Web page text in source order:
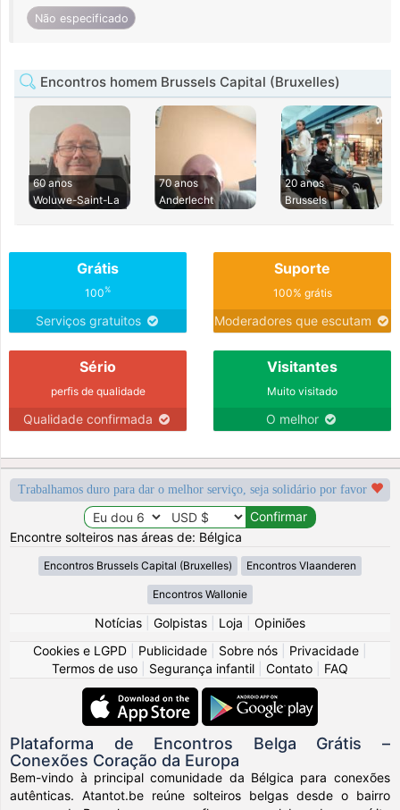
Não especificado
Encontros homem Brussels Capital (Bruxelles)
60 anos
Woluwe-Saint-La
70 anos
Anderlecht
20 anos
Brussels
Grátis
100%
Serviços gratuitos
Suporte
100% grátis
Moderadores que escutam
Sério
perfis de qualidade
Qualidade confirmada
Visitantes
Muito visitado
O melhor
Trabalhamos duro para dar o melhor serviço, seja solidário por favor
Encontre solteiros nas áreas de: Bélgica
Encontros Brussels Capital (Bruxelles) Encontros Vlaanderen
Encontros Wallonie
Notícias Golpistas Loja
Opiniões
Cookies e LGPD
Publicidade Sobre nós Privacidade
Termos de uso
Segurança infantil Contato FAQ
Plataforma de Encontros Belga Grátis –
Conexões Coração da Europa
Bem-vindo à principal comunidade da Bélgica para conexões
autênticas. Atantot.be reúne solteiros belgas desde o bairro